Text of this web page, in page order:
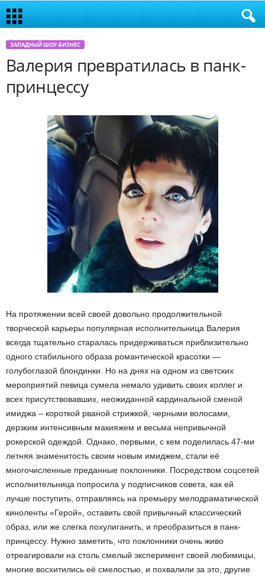
ЗАПАДНЫЙ ШОУ-БИЗНЕС
Валерия превратилась в панк-
принцессу
На протяжении всей своей довольно продолжительной
творческой карьеры популярная исполнительница Валерия
всегда тщательно старалась придерживаться приблизительно
одного стабильного образа романтической красотки —
голубоглазой блондинки. Но на днях на одном из светских
мероприятий певица сумела немало удивить своих коллег и
всех присутствовавших, неожиданной кардинальной сменой
имиджа – короткой рваной стрижкой, черными волосами,
дерзким интенсивным макияжем и весьма непривычной
рокерской одеждой. Однако, первыми, с кем поделилась 47-ми
летняя знаменитость своим новым имиджем, стали её
многочисленные преданные поклонники. Посредством соцсетей
исполнительница попросила у подписчиков совета, как ей
лучше поступить, отправляясь на премьеру мелодраматической
киноленты «Герой», оставить свой привычный классический
образ, или же слегка похулиганить, и преобразиться в панк-
принцессу. Нужно заметить, что поклонники очень живо
отреагировали на столь смелый эксперимент своей любимицы,
многие восхитились её смелостью, и похвалили за это, другие